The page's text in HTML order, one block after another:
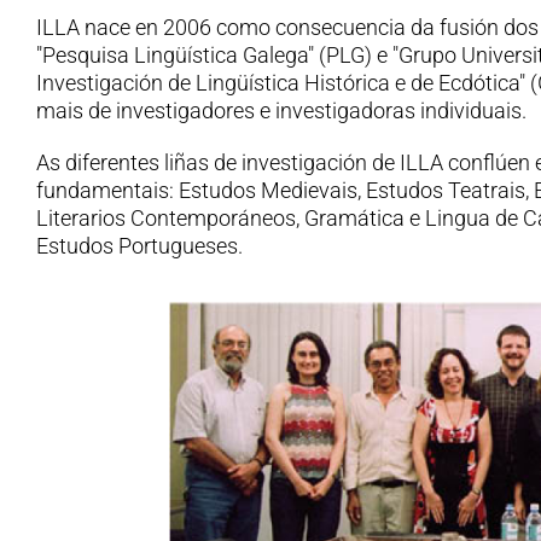
ILLA nace en 2006 como consecuencia da fusión
"Pesquisa Lingüística Galega" (PLG) e "Grupo
Investigación de Lingüística Histórica e de Ecdótica"
mais de investigadores e investigadoras individuais.
As diferentes liñas de investigación de ILLA conflúen
fundamentais: Estudos Medievais, Estudos Teatrais,
Literarios Contemporáneos, Gramática e Lingua de
Estudos Portugueses.